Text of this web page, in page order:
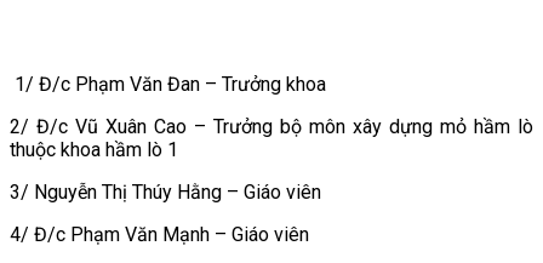
1/ Đ/c Phạm Văn Đan – Trưởng khoa
2/ Đ/c Vũ Xuân Cao – Trưởng bộ môn xây dựng mỏ hầm lò
thuộc khoa hầm lò 1
3/ Nguyễn Thị Thúy Hằng – Giáo viên
4/ Đ/c Phạm Văn Mạnh – Giáo viên